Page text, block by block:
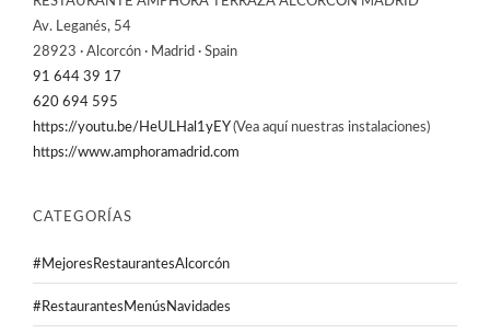
Av. Leganés, 54
28923 · Alcorcón · Madrid · Spain
91 644 39 17
620 694 595
https://youtu.be/HeULHal1yEY(Vea aquí nuestras instalaciones)
https://www.amphoramadrid.com
CATEGORÍAS
#MejoresRestaurantesAlcorcón
#RestaurantesMenúsNavidades